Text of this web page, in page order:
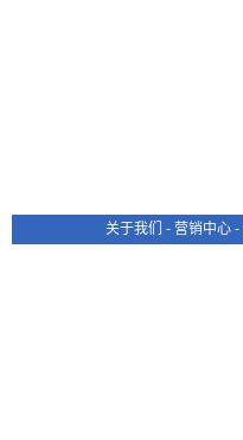
关于我们 - 营销中心 -